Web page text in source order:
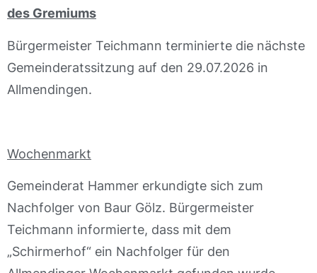
des Gremiums
Bürgermeister Teichmann terminierte die nächste
Gemeinderatssitzung auf den 29.07.2026 in
Allmendingen.
Wochenmarkt
Gemeinderat Hammer erkundigte sich zum
Nachfolger von Baur Gölz. Bürgermeister
Teichmann informierte, dass mit dem
„Schirmerhof“ ein Nachfolger für den